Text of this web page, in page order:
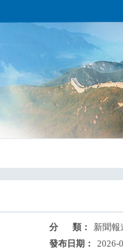
分 類：
新聞
發布日期：
2026-